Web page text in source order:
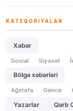
KATEQORIYALAR
Xəbər
Sosial Siyasət
Bölgə xəbərləri
Ağstafa Gəncə
Yazarlar Qərb